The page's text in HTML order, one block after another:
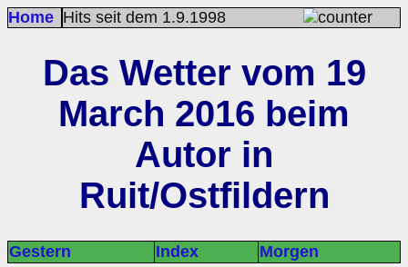
Home Hits seit dem 1.9.1998
Das Wetter vom 19
March 2016 beim
Autor in
Ruit/Ostfildern
Gestern Index Morgen